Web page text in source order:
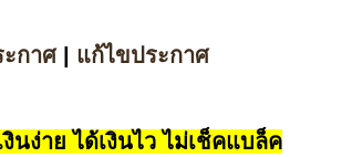
กาศ| แก้ไขประกาศ
นง่าย ได้เงินไว ไม่เช็คแบล็ค